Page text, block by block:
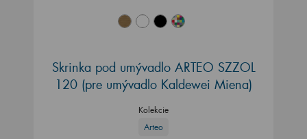
Skrinka pod umývadlo ARTEO SZZOL
120 (pre umývadlo Kaldewei Miena)
Kolekcie
Arteo